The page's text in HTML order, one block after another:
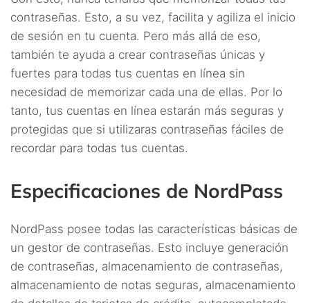
contraseñas. Esto, a su vez, facilita y agiliza el inicio
de sesión en tu cuenta. Pero más allá de eso,
también te ayuda a crear contraseñas únicas y
fuertes para todas tus cuentas en línea sin
necesidad de memorizar cada una de ellas. Por lo
tanto, tus cuentas en línea estarán más seguras y
protegidas que si utilizaras contraseñas fáciles de
recordar para todas tus cuentas.
Especificaciones de NordPass
NordPass posee todas las características básicas de
un gestor de contraseñas. Esto incluye generación
de contraseñas, almacenamiento de contraseñas,
almacenamiento de notas seguras, almacenamiento